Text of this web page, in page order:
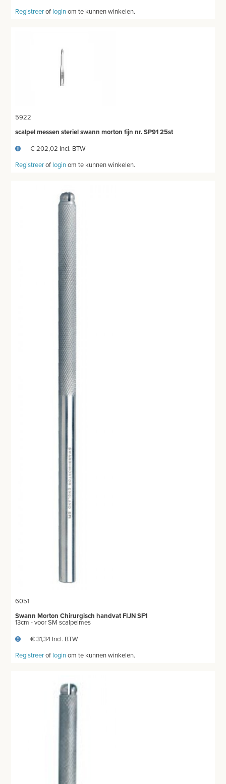
Registreerof loginom te kunnen winkelen.
5922
scalpel messen steriel swann morton fijn nr. SP91 25st
€ 202,02 Incl. BTW
Registreerof loginom te kunnen winkelen.
6051
Swann Morton Chirurgisch handvat FIJN SF1
13cm - voor SM scalpelmes
€ 31,34 Incl. BTW
Registreerof loginom te kunnen winkelen.